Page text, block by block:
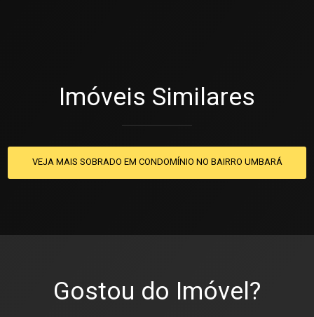
Imóveis Similares
VEJA MAIS SOBRADO EM CONDOMÍNIO NO BAIRRO UMBARÁ
Gostou do Imóvel?